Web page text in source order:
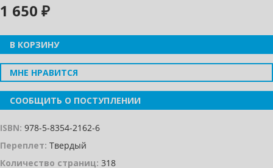
1 650 ₽
В КОРЗИНУ
МНЕ НРАВИТСЯ
СООБЩИТЬ О ПОСТУПЛЕНИИ
ISBN: 978-5-8354-2162-6
Переплет: Твердый
Количество страниц: 318